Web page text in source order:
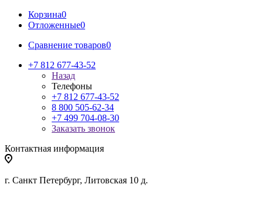
Корзина0
Отложенные0
Сравнение товаров0
+7 812 677-43-52
Назад
Телефоны
+7 812 677-43-52
8 800 505-62-34
+7 499 704-08-30
Заказать звонок
Контактная информация
г. Санкт Петербург, Литовская 10 д.